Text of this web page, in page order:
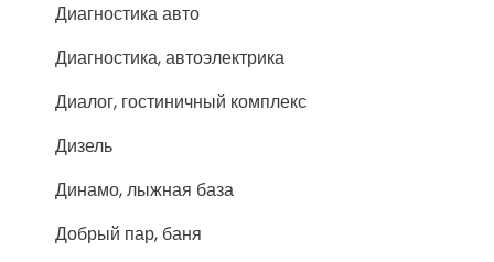
Диагностика авто
Диагностика, автоэлектрика
Диалог, гостиничный комплекс
Дизель
Динамо, лыжная база
Добрый пар, баня